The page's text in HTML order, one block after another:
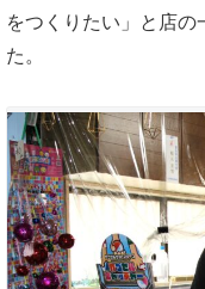
をつくりたい」と店の
た。